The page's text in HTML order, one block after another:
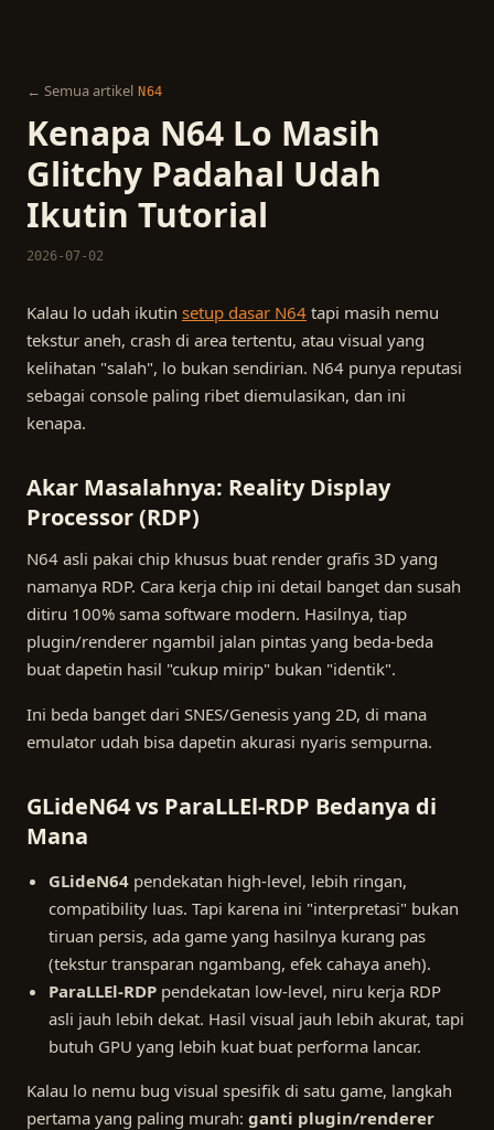
← Semua artikel N64
Kenapa N64 Lo Masih
Glitchy Padahal Udah
Ikutin Tutorial
2026-07-02
Kalau lo udah ikutin setup dasar N64 tapi masih nemu
tekstur aneh, crash di area tertentu, atau visual yang
kelihatan "salah", lo bukan sendirian. N64 punya reputasi
sebagai console paling ribet diemulasikan, dan ini
kenapa.
Akar Masalahnya: Reality Display
Processor (RDP)
N64 asli pakai chip khusus buat render grafis 3D yang
namanya RDP. Cara kerja chip ini detail banget dan susah
ditiru 100% sama software modern. Hasilnya, tiap
plugin/renderer ngambil jalan pintas yang beda-beda
buat dapetin hasil "cukup mirip" bukan "identik".
Ini beda banget dari SNES/Genesis yang 2D, di mana
emulator udah bisa dapetin akurasi nyaris sempurna.
GLideN64 vs ParaLLEl-RDP Bedanya di
Mana
GLideN64 pendekatan high-level, lebih ringan,
compatibility luas. Tapi karena ini "interpretasi" bukan
tiruan persis, ada game yang hasilnya kurang pas
(tekstur transparan ngambang, efek cahaya aneh).
ParaLLEl-RDP pendekatan low-level, niru kerja RDP
asli jauh lebih dekat. Hasil visual jauh lebih akurat, tapi
butuh GPU yang lebih kuat buat performa lancar.
Kalau lo nemu bug visual spesifik di satu game, langkah
pertama yang paling murah: ganti plugin/renderer